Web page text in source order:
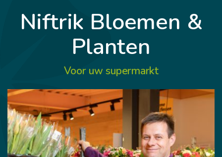
Niftrik Bloemen &
Planten
Voor uw supermarkt